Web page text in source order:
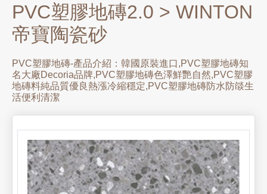
PVC塑膠地磚2.0 > WINTON
帝寶陶瓷砂
PVC塑膠地磚-產品介紹：韓國原裝進口,PVC塑膠地磚知
名大廠Decoria品牌,PVC塑膠地磚色澤鮮艷自然,PVC塑膠
地磚料純品質優良熱漲冷縮穩定,PVC塑膠地磚防水防燄生
活便利清潔